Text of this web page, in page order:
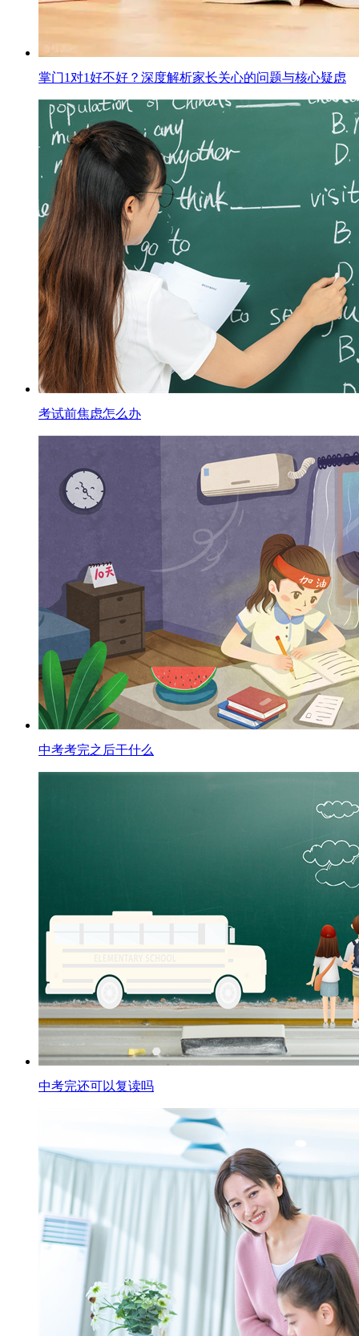
掌门1对1好不好？深度解析家长关心的问题与核心疑虑
考试前焦虑怎么办
中考考完之后干什么
中考完还可以复读吗